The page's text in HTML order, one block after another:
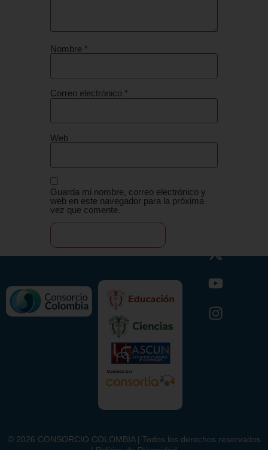
Nombre *
Correo electrónico *
Web
Guarda mi nombre, correo electrónico y
web en este navegador para la próxima
vez que comente.
© 2026 CONSORCIO COLOMBIA | Todos los derechos reservados